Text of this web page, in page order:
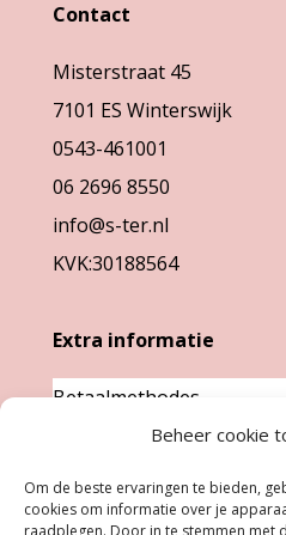
Beheer cookie
Om de beste ervaringen te bieden,
cookies om informatie over je
raadplegen. Door in te stemmen met
op
Contact
Misterstraat 45
7101 ES Winterswijk
0543-461001
06 2696 8550
info@s-ter.nl
KVK:30188564
Extra informatie
Betaalmethodes
Garantie & klachten
Levertijd &
verzendkosten